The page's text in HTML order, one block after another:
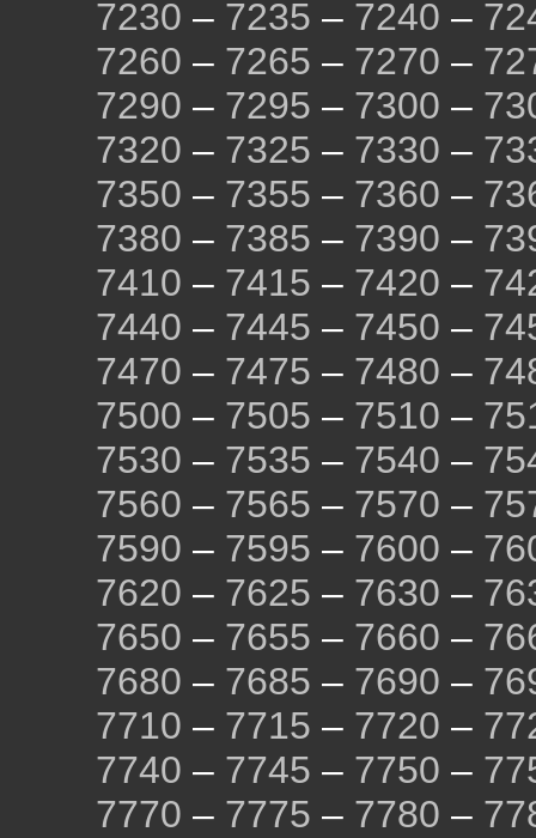
7230 – 7235 – 7240 –
7260 – 7265 – 7270 –
7290 – 7295 – 7300 –
7320 – 7325 – 7330 –
7350 – 7355 – 7360 –
7380 – 7385 – 7390 –
7410 – 7415 – 7420 –
7440 – 7445 – 7450 –
7470 – 7475 – 7480 –
7500 – 7505 – 7510 –
7530 – 7535 – 7540 –
7560 – 7565 – 7570 –
7590 – 7595 – 7600 –
7620 – 7625 – 7630 –
7650 – 7655 – 7660 –
7680 – 7685 – 7690 –
7710 – 7715 – 7720 –
7740 – 7745 – 7750 –
7770 – 7775 – 7780 –